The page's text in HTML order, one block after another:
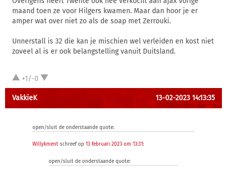
maand toen ze voor Hilgers kwamen. Maar dan hoor je er
amper wat over niet zo als de soap met Zerrouki.
Unnerstall is 32 die kan je mischien wel verleiden en kost niet
zoveel al is er ook belangstelling vanuit Duitsland.
+1/-0
VakkieK 13-02-2023 14:13:35
open/sluit de onderstaande quote:
Willykment schreef op 13 februari 2023 om 13:31:
open/sluit de onderstaande quote: